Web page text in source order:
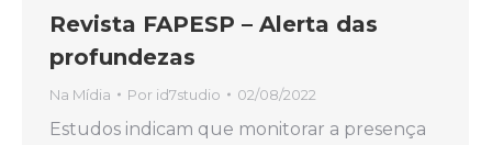
Revista FAPESP – Alerta das
profundezas
Na Mídia Por id7studio 02/08/2022
Estudos indicam que monitorar a presença